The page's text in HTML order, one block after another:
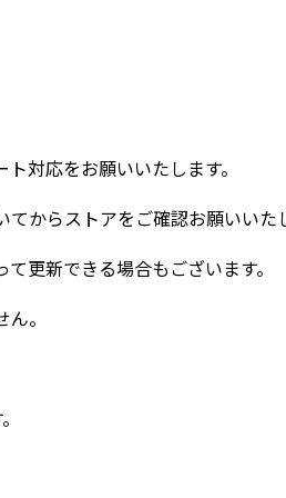
対応をお願いいたします。
からストアをご確認お願いいた
更新できる場合もございます。
。